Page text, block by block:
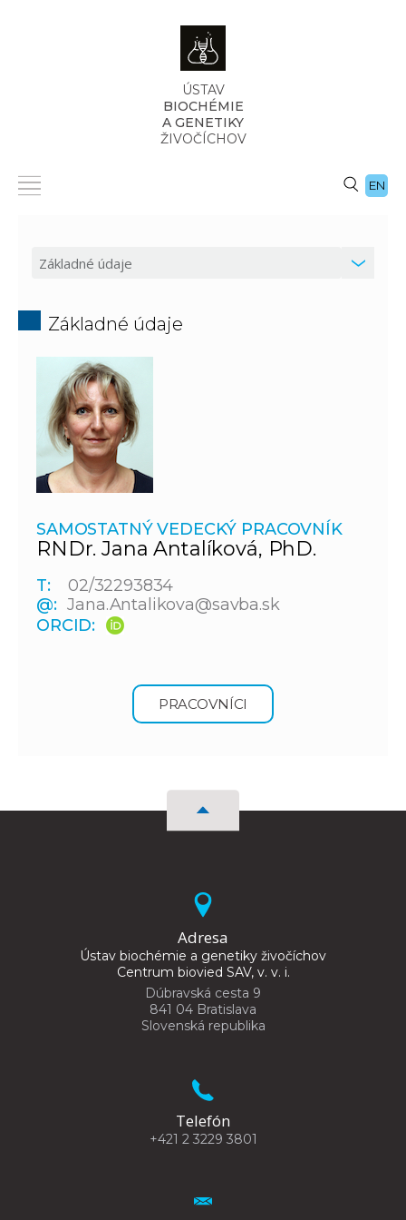
ÚSTAV
BIOCHÉMIE
A GENETIKY
ŽIVOČÍCHOV
EN
Základné údaje
SAMOSTATNÝ VEDECKÝ PRACOVNÍK
RNDr. Jana Antalíková, PhD.
T:
02/32293834
@: Jana.Antalikova@savba.sk
ORCID:
PRACOVNÍCI
Adresa
Ústav biochémie a genetiky živočíchov
Centrum biovied SAV, v. v. i.
Dúbravská cesta 9
841 04 Bratislava
Slovenská republika
Telefón
+421 2 3229 3801